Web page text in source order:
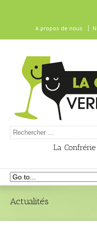
A propos de nous
La
Actualités